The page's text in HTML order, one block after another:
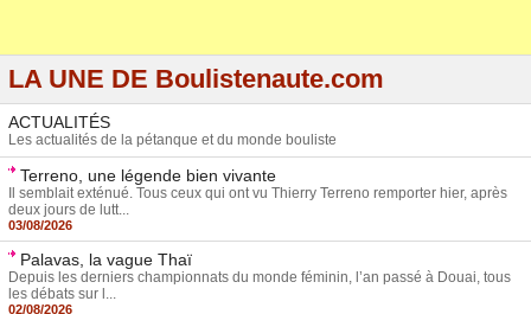
LA UNE DE Boulistenaute.com
ACTUALITÉS
Les actualités de la pétanque et du monde bouliste
Terreno, une légende bien vivante
Il semblait exténué. Tous ceux qui ont vu Thierry Terreno remporter hier, après
deux jours de lutt...
03/08/2026
Palavas, la vague Thaï
Depuis les derniers championnats du monde féminin, l’an passé à Douai, tous
les débats sur l...
02/08/2026